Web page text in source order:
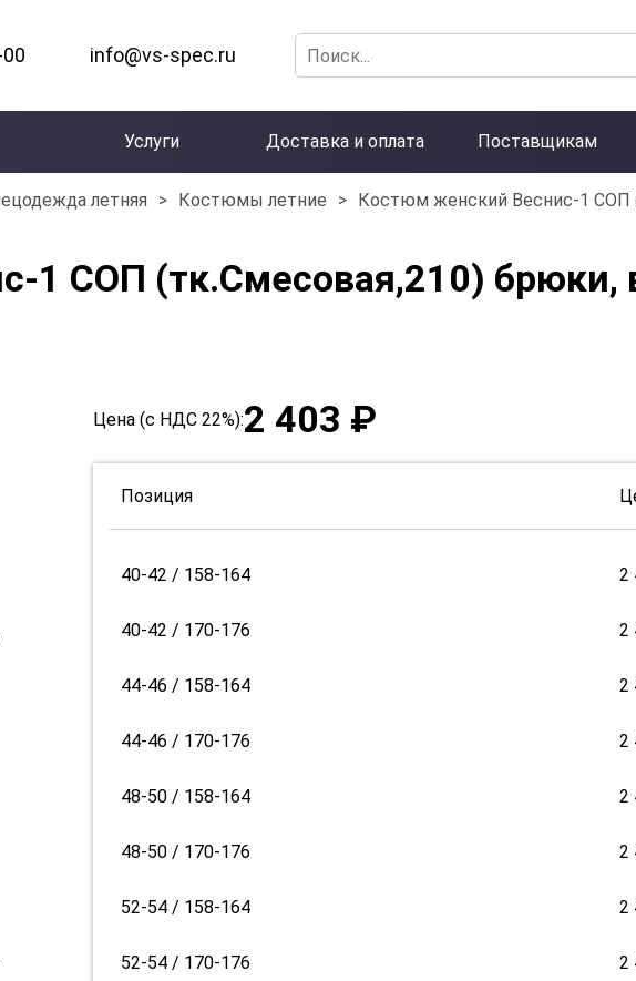
info@vs-spec.ru
Услуги Доставка и оплата Поставщикам
летняя > Костюмы летние > Костюм женский Веснис-1 СОП
1 СОП (тк.Смесовая,210) брюки,
Цена (с НДС 22%):2 403 ₽
Позиция
40-42 / 158-164 2
40-42 / 170-176 2
44-46 / 158-164 2
44-46 / 170-176 2
48-50 / 158-164 2
48-50 / 170-176 2
52-54 / 158-164 2
52-54 / 170-176 2